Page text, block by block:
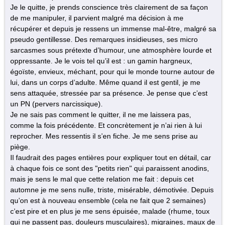
Je le quitte, je prends conscience très clairement de sa façon
de me manipuler, il parvient malgré ma décision à me
récupérer et depuis je ressens un immense mal-être, malgré sa
pseudo gentillesse. Des remarques insidieuses, ses micro
sarcasmes sous prétexte d’humour, une atmosphère lourde et
oppressante. Je le vois tel qu’il est : un gamin hargneux,
égoïste, envieux, méchant, pour qui le monde tourne autour de
lui, dans un corps d’adulte. Même quand il est gentil, je me
sens attaquée, stressée par sa présence. Je pense que c’est
un PN (pervers narcissique).
Je ne sais pas comment le quitter, il ne me laissera pas,
comme la fois précédente. Et concrètement je n’ai rien à lui
reprocher. Mes ressentis il s’en fiche. Je me sens prise au
piège.
Il faudrait des pages entières pour expliquer tout en détail, car
à chaque fois ce sont des "petits rien" qui paraissent anodins,
mais je sens le mal que cette relation me fait : depuis cet
automne je me sens nulle, triste, misérable, démotivée. Depuis
qu’on est à nouveau ensemble (cela ne fait que 2 semaines)
c’est pire et en plus je me sens épuisée, malade (rhume, toux
qui ne passent pas, douleurs musculaires), migraines, maux de